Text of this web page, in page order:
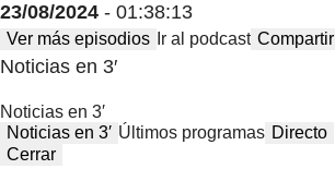
23/08/2024 - 01:38:13
Ver más episodios Ir al podcast Compartir
Noticias en 3′
Noticias en 3′
Noticias en 3′ Últimos programas Directo
Cerrar